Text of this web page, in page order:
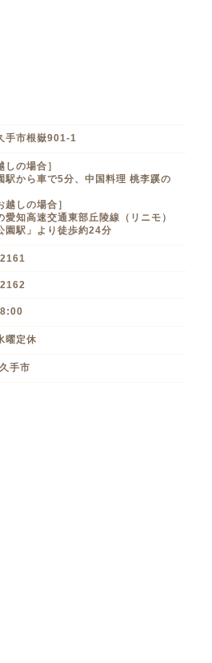
手市根嶽901-1
しの場合］
駅から車で5分、中国料理 桃李蹊の
越しの場合］
愛知高速交通東部丘陵線（リニモ）
園駅」より徒歩約24分
曜定休
手市